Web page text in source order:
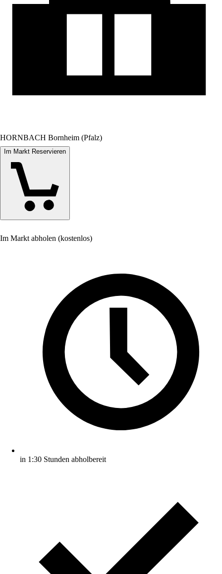
HORNBACH Bornheim (Pfalz)
Im Markt Reservieren
Im Markt abholen (kostenlos)
in 1:30 Stunden abholbereit